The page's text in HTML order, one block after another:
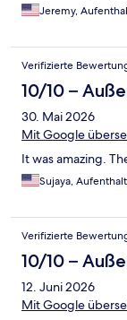
Jeremy,
Verifizierte
10/10 –
30. Mai 2026
Mit Google
It was amazing.
Sujaya,
Verifizierte
10/10 –
12. Juni 2026
Mit Google